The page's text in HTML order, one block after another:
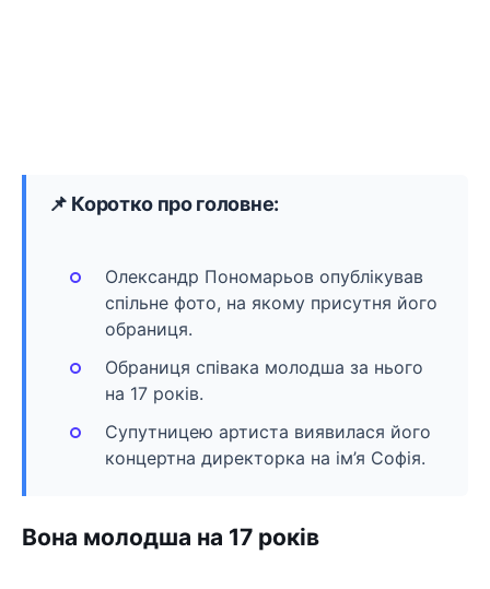
📌 Коротко про головне:
Олександр Пономарьов опублікував
спільне фото, на якому присутня його
обраниця.
Обраниця співака молодша за нього
на 17 років.
Супутницею артиста виявилася його
концертна директорка на ім’я Софія.
Вона молодша на 17 років